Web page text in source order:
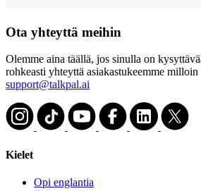
Ota yhteyttä meihin
Olemme aina täällä, jos sinulla on
rohkeasti yhteyttä asiakastukeemme milloin
support@talkpal.ai
Kielet
Opi englantia